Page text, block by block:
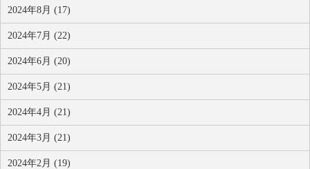
2024年8月 (17)
2024年7月 (22)
2024年6月 (20)
2024年5月 (21)
2024年4月 (21)
2024年3月 (21)
2024年2月 (19)